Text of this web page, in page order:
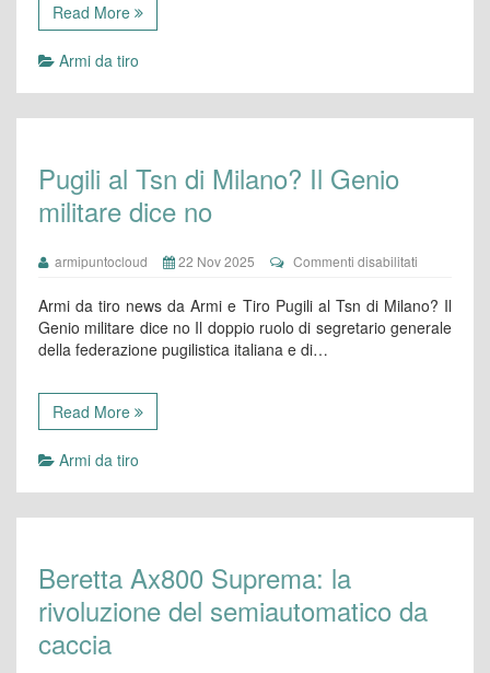
Read More
Armi da tiro
Pugili al Tsn di Milano? Il Genio
militare dice no
armipuntocloud 22 Nov 2025 Commenti disabilitati
Tsn
di
Armi da tiro news da Armi e Tiro Pugili al Tsn di Milano? Il
Genio militare dice no Il doppio ruolo di segretario generale
della federazione pugilistica italiana e di…
Read More
Armi da tiro
Beretta Ax800 Suprema: la
rivoluzione del semiautomatico da
caccia